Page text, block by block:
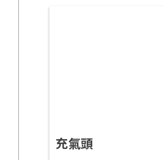
充氣頭